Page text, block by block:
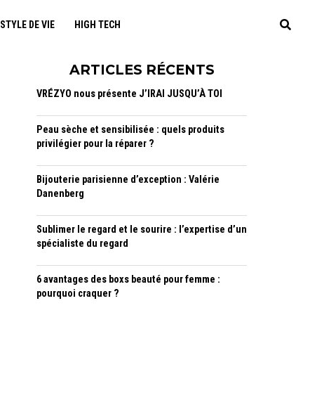
STYLE DE VIE HIGH TECH
ARTICLES RÉCENTS
VRÉZYO nous présente J’IRAI JUSQU’À TOI
Peau sèche et sensibilisée : quels produits
privilégier pour la réparer ?
Bijouterie parisienne d’exception : Valérie
Danenberg
Sublimer le regard et le sourire : l’expertise d’un
spécialiste du regard
6 avantages des boxs beauté pour femme :
pourquoi craquer ?